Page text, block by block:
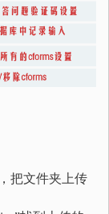
把文件夹上传